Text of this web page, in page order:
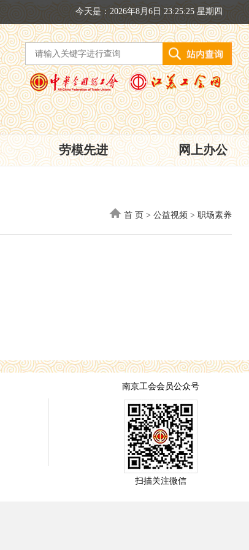
今天是：2026年8月6日 23:25:25 星期四
劳模先进 网上办公
首 页 > 公益视频 > 职场素养
南京工会会员公众号
扫描关注微信